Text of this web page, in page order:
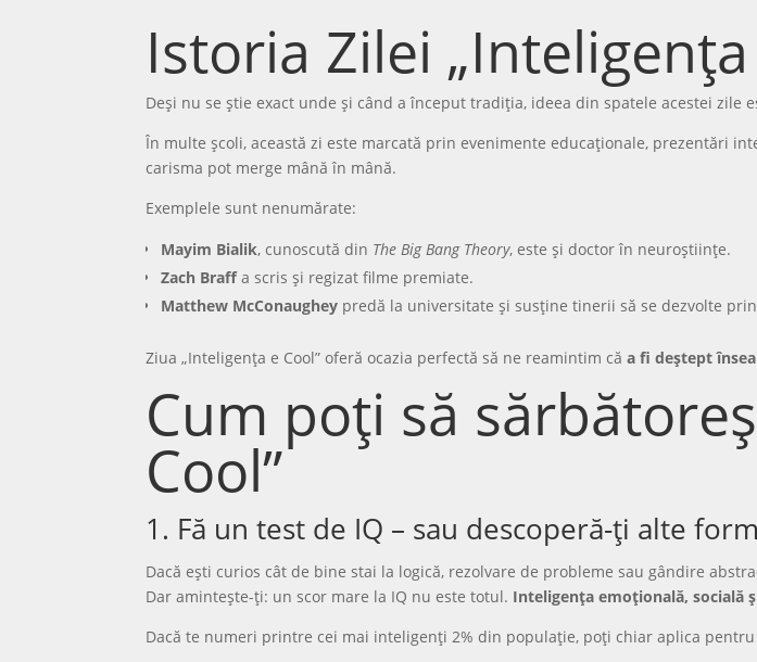
Istoria Zilei „Inteligența
Deși nu se știe exact unde și când a început tradiția, ideea din spatele acestei zile
În multe școli, această zi este marcată prin evenimente educaționale, prezentări
carisma pot merge mână în mână.
Exemplele sunt nenumărate:
Mayim Bialik, cunoscută din The Big Bang Theory, este și doctor în neuroștiințe.
Zach Braffa scris și regizat filme premiate.
Matthew McConaughey predă la universitate și susține tinerii să se dezvolte
Ziua „Inteligența e Cool” oferă ocazia perfectă să ne reamintim căa fi deștept
Cum poți să
Cool”
1. Fă un test de IQ – sau descoperă-ți alte
Dacă ești curios cât de bine stai la logică, rezolvare de probleme sau gândire
Dar amintește-ți: un scor mare la IQ nu este totul. Inteligența emoțională, socială
Dacă te numeri printre cei mai inteligenți 2% din populație, poți chiar aplica pentru